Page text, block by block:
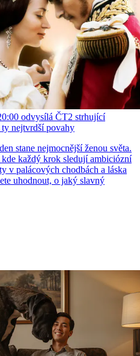
odvysílá ČT2 strhující
nejtvrdší povahy
stane nejmocnější ženou světa.
každý krok sledují ambiciózní
v palácových chodbách a láska
uhodnout, o jaký slavný